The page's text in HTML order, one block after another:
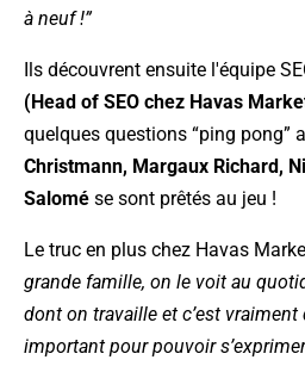
à neuf !”
Ils découvrent ensuite l'équipe
(Head of SEO chez Havas
quelques questions “ping pong”
Christmann, Margaux Richard,
Salomé se sont prêtés au jeu !
Le truc en plus chez Havas
grande famille, on le voit au
dont on travaille et c’est
important pour pouvoir